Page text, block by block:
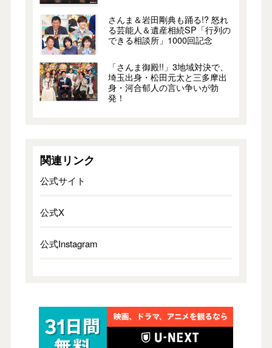
さんま＆岩田剛典も踊る!? 怒れ
る芸能人＆遺産相続SP「行列の
できる相談所」1000回記念
「さんま御殿!!」3地域対決で、
埼玉出身・松田元太と三多摩出
身・河合郁人の言い争いが勃
発！
関連リンク
公式サイト
公式X
公式Instagram